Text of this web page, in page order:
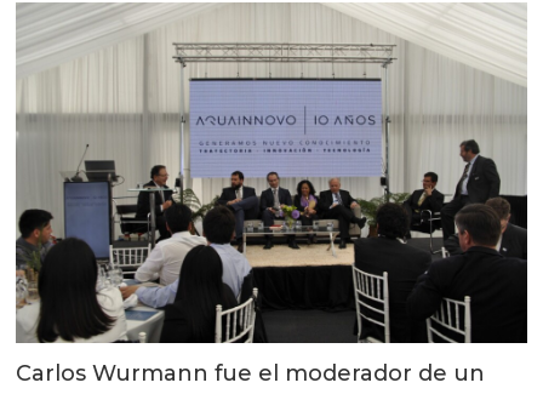
Carlos Wurmann fue el moderador de un